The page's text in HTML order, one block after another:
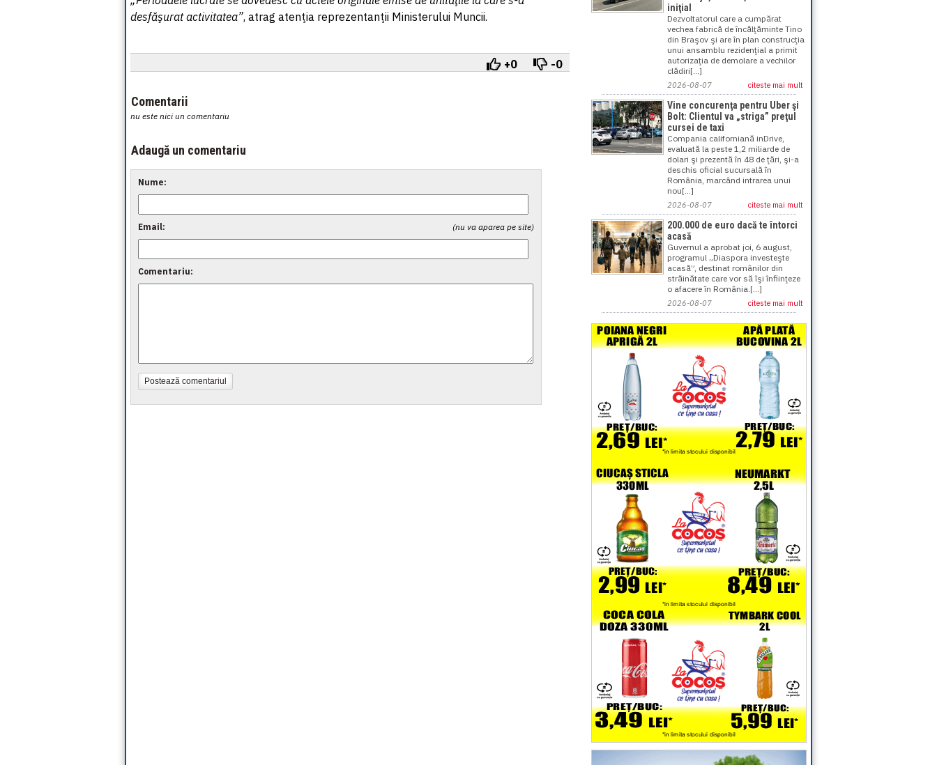
desfăşurat activitatea”, atrag atenţia reprezentanţii Ministerului Muncii.
+0 -0
Comentarii
nu este nici un comentariu
Adaugă un comentariu
Nume:
(nu va aparea pe site)
Email:
Comentariu:
Postează comentariul
iniţial
Dezvoltatorul care a cumpărat
vechea fabrică de încălţăminte Tino
din Braşov şi are în plan construcţia
unui ansamblu rezidenţial a primit
autorizaţia de demolare a vechilor
clădiri[...]
2026-08-07 citeste mai mult
Vine concurenţa pentru Uber şi
Bolt: Clientul va „striga” preţul
cursei de taxi
Compania californiană inDrive,
evaluată la peste 1,2 miliarde de
dolari şi prezentă în 48 de ţări, şi-a
deschis oficial sucursală în
România, marcând intrarea unui
nou[...]
2026-08-07 citeste mai mult
200.000 de euro dacă te întorci
acasă
Guvernul a aprobat joi, 6 august,
programul „Diaspora investeşte
acasă”, destinat românilor din
străinătate care vor să îşi înfiinţeze
o afacere în România.[...]
2026-08-07 citeste mai mult